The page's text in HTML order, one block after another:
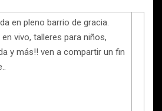
en pleno barrio de gracia.
vivo, talleres para niños,
y más!! ven a compartir un fin